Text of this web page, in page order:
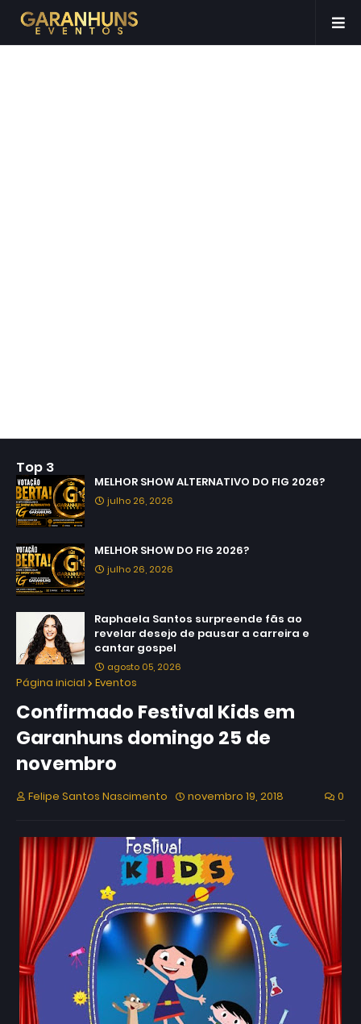
Top 3
MELHOR SHOW ALTERNATIVO DO FIG 2026?
julho 26, 2026
MELHOR SHOW DO FIG 2026?
julho 26, 2026
Raphaela Santos surpreende fãs ao
revelar desejo de pausar a carreira e
cantar gospel
agosto 05, 2026
Página inicial Eventos
Confirmado Festival Kids em
Garanhuns domingo 25 de
novembro
Felipe Santos Nascimento novembro 19, 2018 0